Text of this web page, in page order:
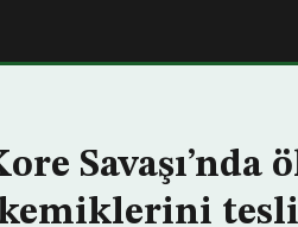
Savaşı’nda